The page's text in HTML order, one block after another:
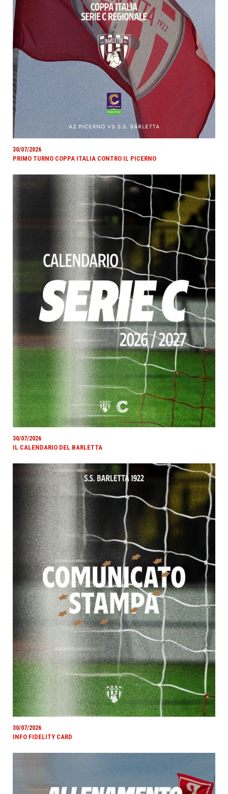
30/07/2026
PRIMO TURNO COPPA ITALIA CONTRO IL PICERNO
30/07/2026
IL CALENDARIO DEL BARLETTA
30/07/2026
INFO FIDELITY CARD